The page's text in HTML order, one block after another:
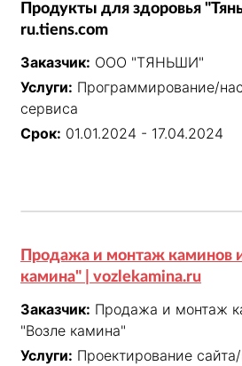
Продукты для здоровья
ru.tiens.com
Заказчик: ООО "ТЯНЬШИ"
Услуги: Программирование/
сервиса
Срок: 01.01.2024 - 17.04.2024
Продажа и монтаж каминов
камина" | vozlekamina.ru
Заказчик: Продажа и монтаж
"Возле камина"
Услуги: Проектирование